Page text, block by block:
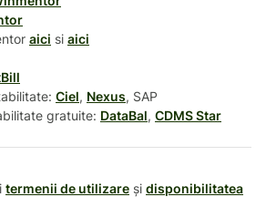
aici si aici
Ciel, Nexus, SAP
gratuite: DataBal, CDMS Star
termenii de utilizare și disponibilitatea